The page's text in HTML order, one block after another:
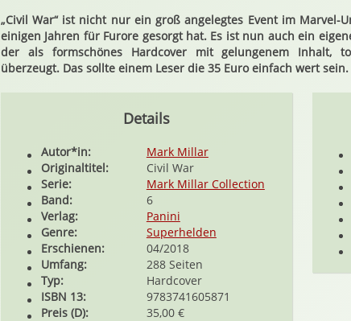
„Civil War“ ist nicht nur ein groß angelegtes Event im Marvel-
einigen Jahren für Furore gesorgt hat. Es ist nun auch ein
der als formschönes Hardcover mit gelungenem Inhalt,
überzeugt. Das sollte einem Leser die 35 Euro einfach wert sein.
Details
Autor*in:
Mark Millar
Originaltitel:
Civil War
Serie:
Mark Millar Collection
Band:
6
Verlag:
Panini
Genre:
Superhelden
Erschienen:
04/2018
Umfang:
288 Seiten
Typ:
Hardcover
ISBN 13:
9783741605871
Preis (D):
35,00 €